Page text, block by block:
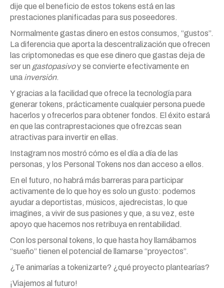
dije que el beneficio de estos tokens está en las
prestaciones planificadas para sus poseedores.
Normalmente gastas dinero en estos consumos, “gustos”.
La diferencia que aporta la descentralización que ofrecen
las criptomonedas es que ese dinero que gastas deja de
ser un gastopasivoy se convierte efectivamente en
una inversión.
Y gracias a la facilidad que ofrece la tecnología para
generar tokens, prácticamente cualquier persona puede
hacerlos y ofrecerlos para obtener fondos. El éxito estará
en que las contraprestaciones que ofrezcas sean
atractivas para invertir en ellas.
Instagram nos mostró cómo es el día a día de las
personas, y los Personal Tokens nos dan acceso a ellos.
En el futuro, no habrá más barreras para participar
activamente de lo que hoy es solo un gusto: podemos
ayudar a deportistas, músicos, ajedrecistas, lo que
imagines, a vivir de sus pasiones y que, a su vez, este
apoyo que hacemos nos retribuya en rentabilidad.
Con los personal tokens, lo que hasta hoy llamábamos
“sueño” tienen el potencial de llamarse “proyectos”.
¿Te animarías a tokenizarte? ¿qué proyecto plantearías?
¡Viajemos al futuro!